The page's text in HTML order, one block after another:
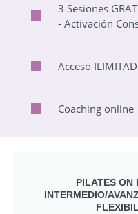
3 Sesiones
- Activación
Acceso
Coaching online
PILATES ON
INTERMEDIO/